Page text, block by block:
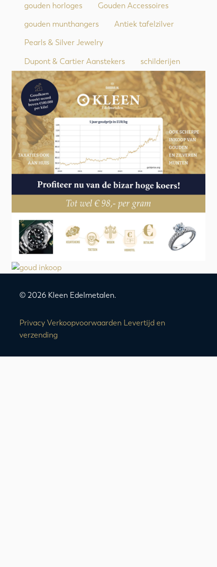
gouden horloges Gouden Accessoires
gouden munthangers Antiek tafelzilver
Pearls & Silver Jewelry
Dupont & Cartier Aanstekers schilderijen
© 2026 Kleen Edelmetalen.
Privacy Verkoopvoorwaarden Levertijd en
verzending